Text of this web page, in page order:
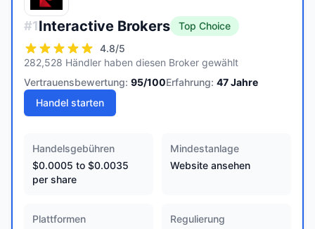
#1Interactive Brokers
Top Choice
4.8/5
282,528 Händler haben diesen Broker gewählt
Vertrauensbewertung: 95/100Erfahrung: 47Jahre
Handel starten
Handelsgebühren
$0.0005 to $0.0035
per share
Mindestanlage
Website ansehen
Plattformen
Regulierung